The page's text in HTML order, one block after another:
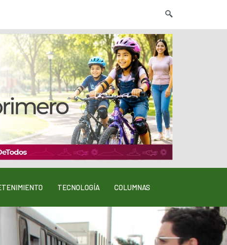
TECNOLOGÍA COLUMNAS